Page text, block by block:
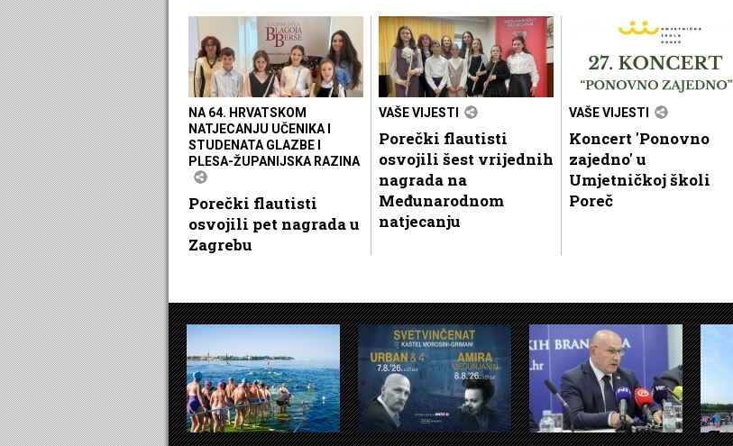
NA 64. HRVATSKOM
NATJECANJU UČENIKA I
STUDENATA GLAZBE I
PLESA-ŽUPANIJSKA RAZINA
Porečki flautisti
osvojili pet nagrada u
Zagrebu
VAŠE VIJESTI
Porečki flautisti
osvojili šest vrijednih
nagrada na
Međunarodnom
natjecanju
VAŠE VIJESTI
Koncert 'Ponovno
zajedno' u
Umjetničkoj školi
Poreč